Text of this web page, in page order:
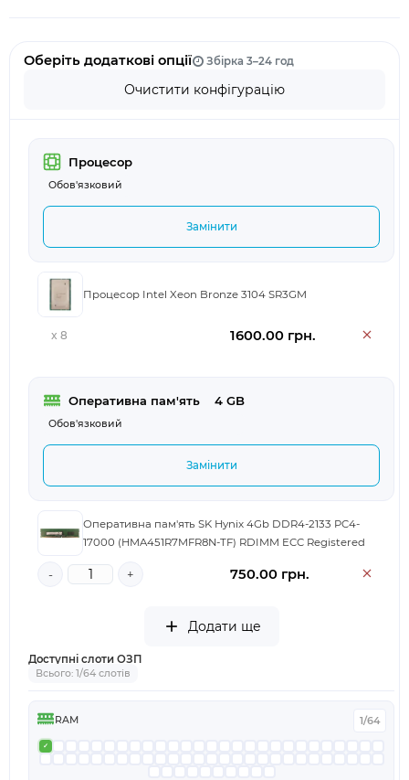
Оберіть додаткові опції Збірка 3–24 год
Очистити конфігурацію
Процесор
Обов'язковий
Замінити
Процесор Intel Xeon Bronze 3104 SR3GM
x 8 1600.00 грн.
Оперативна пам'ять
	4 GB
Обов'язковий
Замінити
Оперативна пам'ять SK Hynix 4Gb DDR4-2133 PC4-
17000 (HMA451R7MFR8N-TF) RDIMM ECC Registered
- + 750.00 грн.
Додати ще
Доступні слоти ОЗП
Всього: 1/64 слотів
RAM 1/64